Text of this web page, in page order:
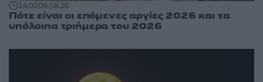
14:0209.08.26
Πότε είναι οι επόμενες αργίες 2026 και τα
υπόλοιπα τριήμερα του 2026